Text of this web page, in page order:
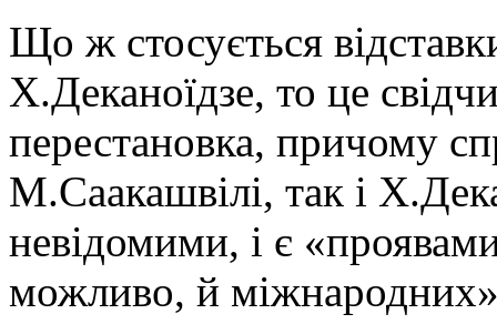
Що ж стосується
Х.Деканоїдзе, то це
перестановка, причому
М.Саакашвілі, так і
невідомими, і є
можливо, й